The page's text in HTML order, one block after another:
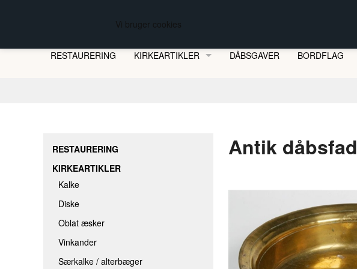
Vi bruger cookies
FREDBERG KIRKESØLVSMEDEN
RESTAURERING
KIRKEARTIKLER
ALTERLYS MED BIO-LAMPEOLIE
DÅBSGAVER BORDFLAG
RESTAURERING
KIRKEARTIKLER
Kalke
Diske
Oblat æsker
Vinkander
Særkalke / alterbæger
Antik dåbsfad